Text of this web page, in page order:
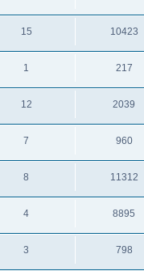
15 10423
1 217
12 2039
7 960
8 11312
4 8895
3 798